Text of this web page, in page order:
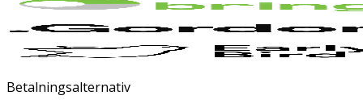
Betalningsalternativ